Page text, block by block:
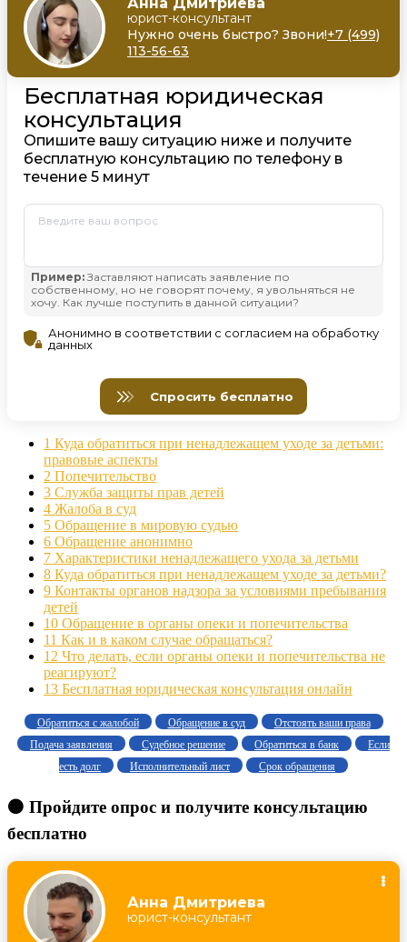
1 Куда обратиться при ненадлежащем уходе за детьми:
правовые аспекты
2 Попечительство
3 Служба защиты прав детей
4 Жалоба в суд
5 Обращение в мировую судью
6 Обращение анонимно
7 Характеристики ненадлежащего ухода за детьми
8 Куда обратиться при ненадлежащем уходе за детьми?
9 Контакты органов надзора за условиями пребывания
детей
10 Обращение в органы опеки и попечительства
11 Как и в каком случае обращаться?
12 Что делать, если органы опеки и попечительства не
реагируют?
13 Бесплатная юридическая консультация онлайн
Обратиться с жалобой Обращение в суд
Отстоять ваши права
Подача заявления
Судебное решение Обратиться в банк
Если
есть долг
Исполнительный лист Срок обращения
🟠 Пройдите опрос и получите консультацию
бесплатно